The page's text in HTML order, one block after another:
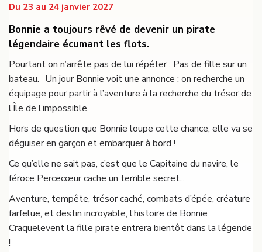
Du 23 au 24 janvier 2027
Bonnie a toujours rêvé de devenir un pirate
légendaire écumant les flots.
Pourtant on n’arrête pas de lui répéter : Pas de fille sur un
bateau. Un jour Bonnie voit une annonce : on recherche un
équipage pour partir à l’aventure à la recherche du trésor de
l’Île de l’impossible.
Hors de question que Bonnie loupe cette chance, elle va se
déguiser en garçon et embarquer à bord !
Ce qu’elle ne sait pas, c’est que le Capitaine du navire, le
féroce Percecœur cache un terrible secret...
Aventure, tempête, trésor caché, combats d’épée, créature
farfelue, et destin incroyable, l’histoire de Bonnie
Craquelevent la fille pirate entrera bientôt dans la légende
!